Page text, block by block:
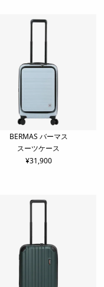
BERMAS バーマス
スーツケース
¥31,900